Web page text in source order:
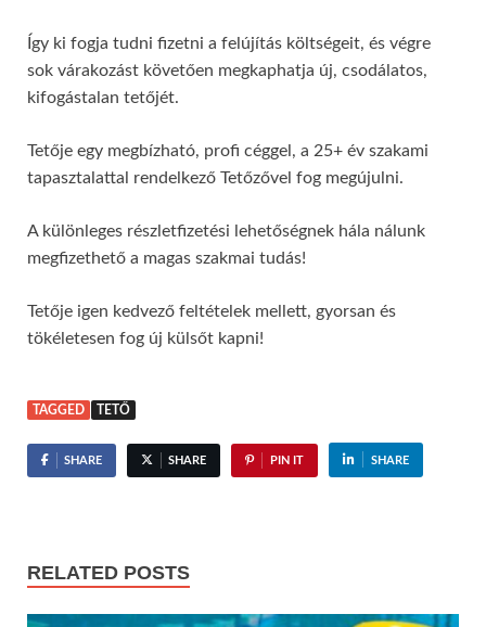
Így ki fogja tudni fizetni a felújítás költségeit, és végre
sok várakozást követően megkaphatja új, csodálatos,
kifogástalan tetőjét.
Tetője egy megbízható, profi céggel, a 25+ év szakami
tapasztalattal rendelkező Tetőzővel fog megújulni.
A különleges részletfizetési lehetőségnek hála nálunk
megfizethető a magas szakmai tudás!
Tetője igen kedvező feltételek mellett, gyorsan és
tökéletesen fog új külsőt kapni!
TAGGED TETŐ
SHARE SHARE PIN IT SHARE
RELATED POSTS